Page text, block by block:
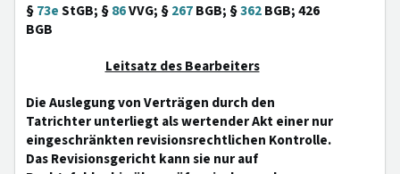
§73eStGB; §86VVG; §267BGB; §362BGB; 426
BGB
Leitsatz des Bearbeiters
Die Auslegung von Verträgen durch den
Tatrichter unterliegt als wertender Akt einer nur
eingeschränkten revisionsrechtlichen Kontrolle.
Das Revisionsgericht kann sie nur auf